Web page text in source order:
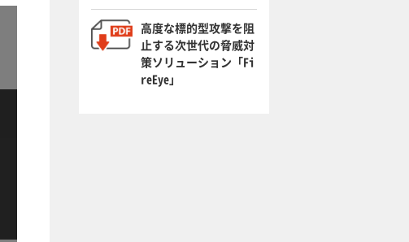
高度な標的型攻撃を阻
止する次世代の脅威対
策ソリューション「Fi
reEye」